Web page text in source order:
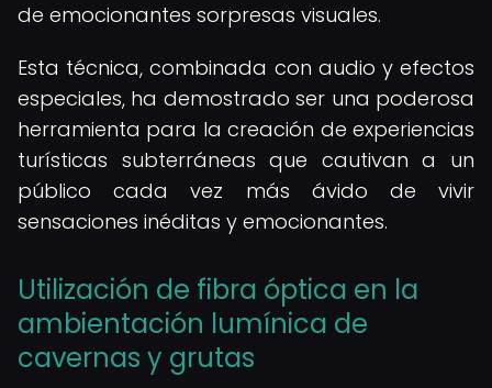
de emocionantes sorpresas visuales.
Esta técnica, combinada con audio y efectos
especiales, ha demostrado ser una poderosa
herramienta para la creación de experiencias
turísticas subterráneas que cautivan a un
público cada vez más ávido de vivir
sensaciones inéditas y emocionantes.
Utilización de fibra óptica en la
ambientación lumínica de
cavernas y grutas